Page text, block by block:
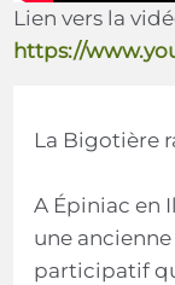
Lien vers la
https://
La Bigotière
A Épiniac en
une
participatif